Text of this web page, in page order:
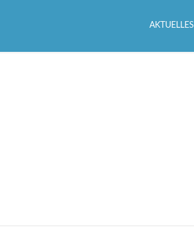
AKTUELLES